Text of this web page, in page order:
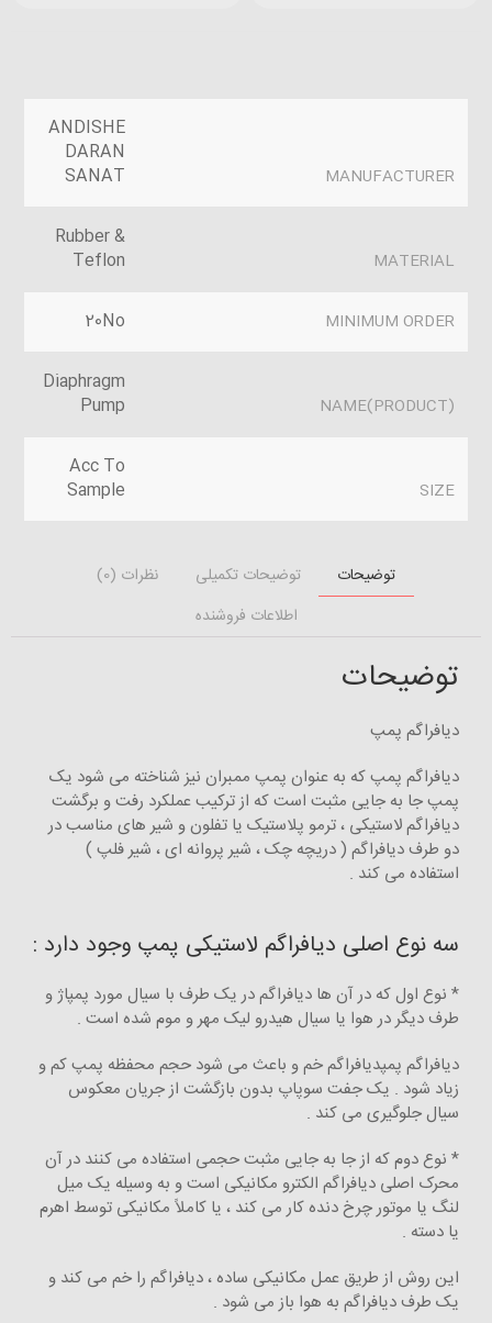
MANUFACTURER
ANDISHE
DARAN
SANAT
MATERIAL
Rubber &
Teflon
MINIMUM ORDER
20No
(PRODUCT)NAME
Diaphragm
Pump
SIZE
Acc To
Sample
توضیحات توضیحات تکمیلی
نظرات (0)
اطلاعات فروشنده
توضیحات
دیافراگم پمپ
دیافراگم پمپ که به عنوان پمپ ممبران نیز شناخته می شود یک
پمپ جا به جایی مثبت است که از ترکیب عملکرد رفت و برگشت
دیافراگم لاستیکی ، ترمو پلاستیک یا تفلون و شیر های مناسب در
دو طرف دیافراگم ( دریچه چک ، شیر پروانه ای ، شیر فلپ )
استفاده می کند .
سه نوع اصلی دیافراگم لاستیکی پمپ وجود دارد :
* نوع اول که در آن ها دیافراگم در یک طرف با سیال مورد پمپاژ و
طرف دیگر در هوا یا سیال هیدرو لیک مهر و موم شده است .
دیافراگم پمپدیافراگم خم و باعث می شود حجم محفظه پمپ کم و
زیاد شود . یک جفت سوپاپ بدون بازگشت از جریان معکوس
سیال جلوگیری می کند .
* نوع دوم که از جا به جایی مثبت حجمی استفاده می کنند در آن
محرک اصلی دیافراگم الکترو مکانیکی است و به وسیله یک میل
لنگ یا موتور چرخ دنده کار می کند ، یا کاملاً مکانیکی توسط اهرم
یا دسته .
این روش از طریق عمل مکانیکی ساده ، دیافراگم را خم می کند و
یک طرف دیافراگم به هوا باز می شود .